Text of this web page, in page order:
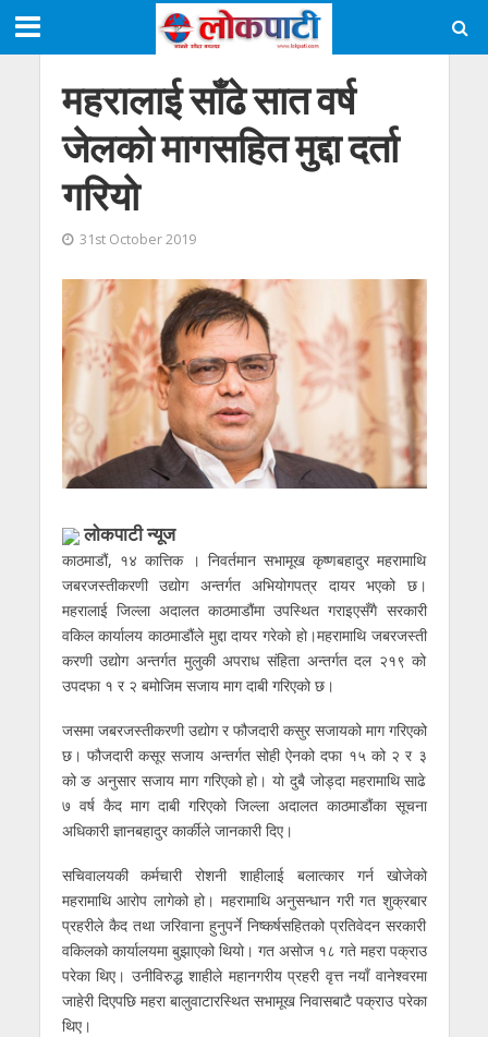
महरालाई साँढे सात वर्ष
जेलकाे मागसहित मुद्दा दर्ता
गरियाे
31st October 2019
लाेकपाटी न्यूज
काठमाडौं, १४ कात्तिक । निवर्तमान सभामूख कृष्णबहादुर महरामाथि
जबरजस्तीकरणी उद्योग अन्तर्गत अभियोगपत्र दायर भएको छ।
महरालाई जिल्ला अदालत काठमाडौंमा उपस्थित गराइएसँगै सरकारी
वकिल कार्यालय काठमाडौंले मुद्दा दायर गरेको हो।महरामाथि जबरजस्ती
करणी उद्योग अन्तर्गत मुलुकी अपराध संहिता अन्तर्गत दल २१९ को
उपदफा १ र २ बमोजिम सजाय माग दाबी गरिएको छ।
जसमा जबरजस्तीकरणी उद्योग र फौजदारी कसुर सजायको माग गरिएको
छ। फौजदारी कसूर सजाय अन्तर्गत सोही ऐनको दफा १५ को २ र ३
को ङ अनुसार सजाय माग गरिएको हो। यो दुबै जोड्दा महरामाथि साढे
७ वर्ष कैद माग दाबी गरिएको जिल्ला अदालत काठमाडौंका सूचना
अधिकारी ज्ञानबहादुर कार्कीले जानकारी दिए।
सचिवालयकी कर्मचारी रोशनी शाहीलाई बलात्कार गर्न खोजेको
महरामाथि आरोप लागेको हो। महरामाथि अनुसन्धान गरी गत शुक्रबार
प्रहरीले कैद तथा जरिवाना हुनुपर्ने निष्कर्षसहितको प्रतिवेदन सरकारी
वकिलको कार्यालयमा बुझाएको थियो। गत असोज १८ गते महरा पक्राउ
परेका थिए। उनीविरुद्ध शाहीले महानगरीय प्रहरी वृत्त नयाँ वानेश्वरमा
जाहेरी दिएपछि महरा बालुवाटारस्थित सभामूख निवासबाटै पक्राउ परेका
थिए।